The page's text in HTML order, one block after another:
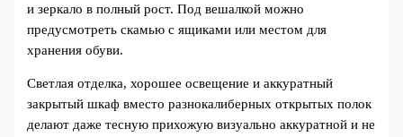
и зеркало в полный рост. Под вешалкой можно
предусмотреть скамью с ящиками или местом для
хранения обуви.
Светлая отделка, хорошее освещение и аккуратный
закрытый шкаф вместо разнокалиберных открытых полок
делают даже тесную прихожую визуально аккуратной и не